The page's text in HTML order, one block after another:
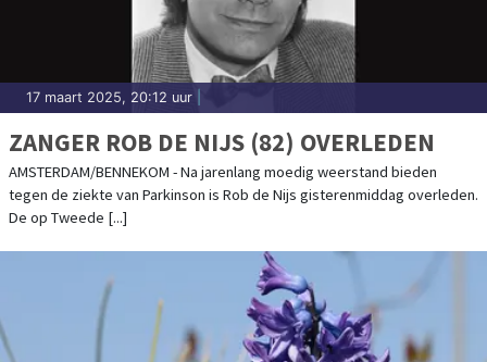
17 maart 2025, 20:12 uur
ZANGER ROB DE NIJS (82) OVERLEDEN
AMSTERDAM/BENNEKOM - Na jarenlang moedig weerstand bieden
tegen de ziekte van Parkinson is Rob de Nijs gisterenmiddag overleden.
De op Tweede [...]